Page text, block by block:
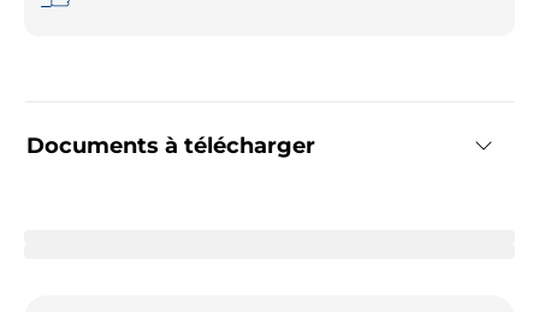
Documents à télécharger